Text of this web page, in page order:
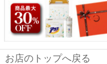
お店のトップへ戻る